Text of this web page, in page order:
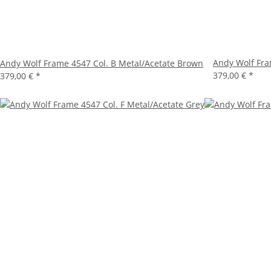
Andy Wolf Frame 4547 Col. B Metal/Acetate Brown
379,00 € *
Andy Wolf
379,00 € *